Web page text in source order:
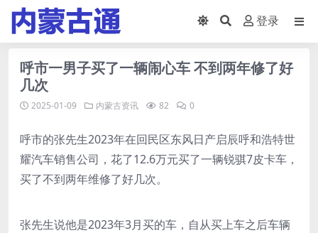
登录
呼市一男子买了一辆闹心车 不到两年修了好
几次
2025-01-09 内蒙古资讯 82 0
呼市的张先生2023年在回民区东风日产启辰呼和浩特世
耀汽车销售公司，花了12.6万元买了一辆锐骐7皮卡车，
买了不到两年维修了好几次。
张先生说他是2023年3月买的车，自从买上车之后车辆